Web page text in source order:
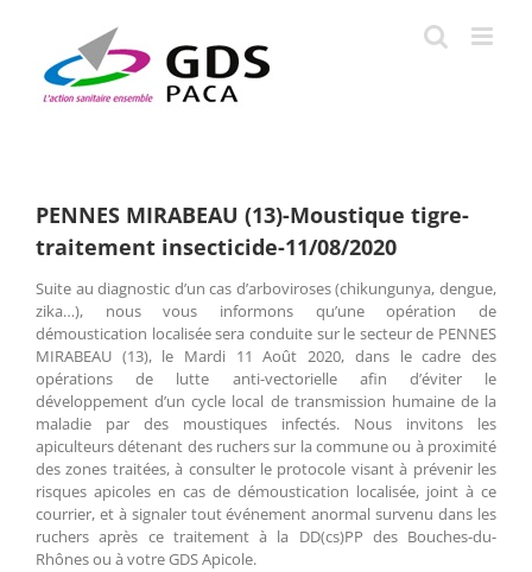
PENNES MIRABEAU (13)-Moustique tigre-
traitement insecticide-11/08/2020
Suite au diagnostic d’un cas d’arboviroses (chikungunya, dengue,
zika…), nous vous informons qu’une opération de
démoustication localisée sera conduite sur le secteur de PENNES
MIRABEAU (13), le Mardi 11 Août 2020, dans le cadre des
opérations de lutte anti-vectorielle afin d’éviter le
développement d’un cycle local de transmission humaine de la
maladie par des moustiques infectés. Nous invitons les
apiculteurs détenant des ruchers sur la commune ou à proximité
des zones traitées, à consulter le protocole visant à prévenir les
risques apicoles en cas de démoustication localisée, joint à ce
courrier, et à signaler tout événement anormal survenu dans les
ruchers après ce traitement à la DD(cs)PP des Bouches-du-
Rhônes ou à votre GDS Apicole.